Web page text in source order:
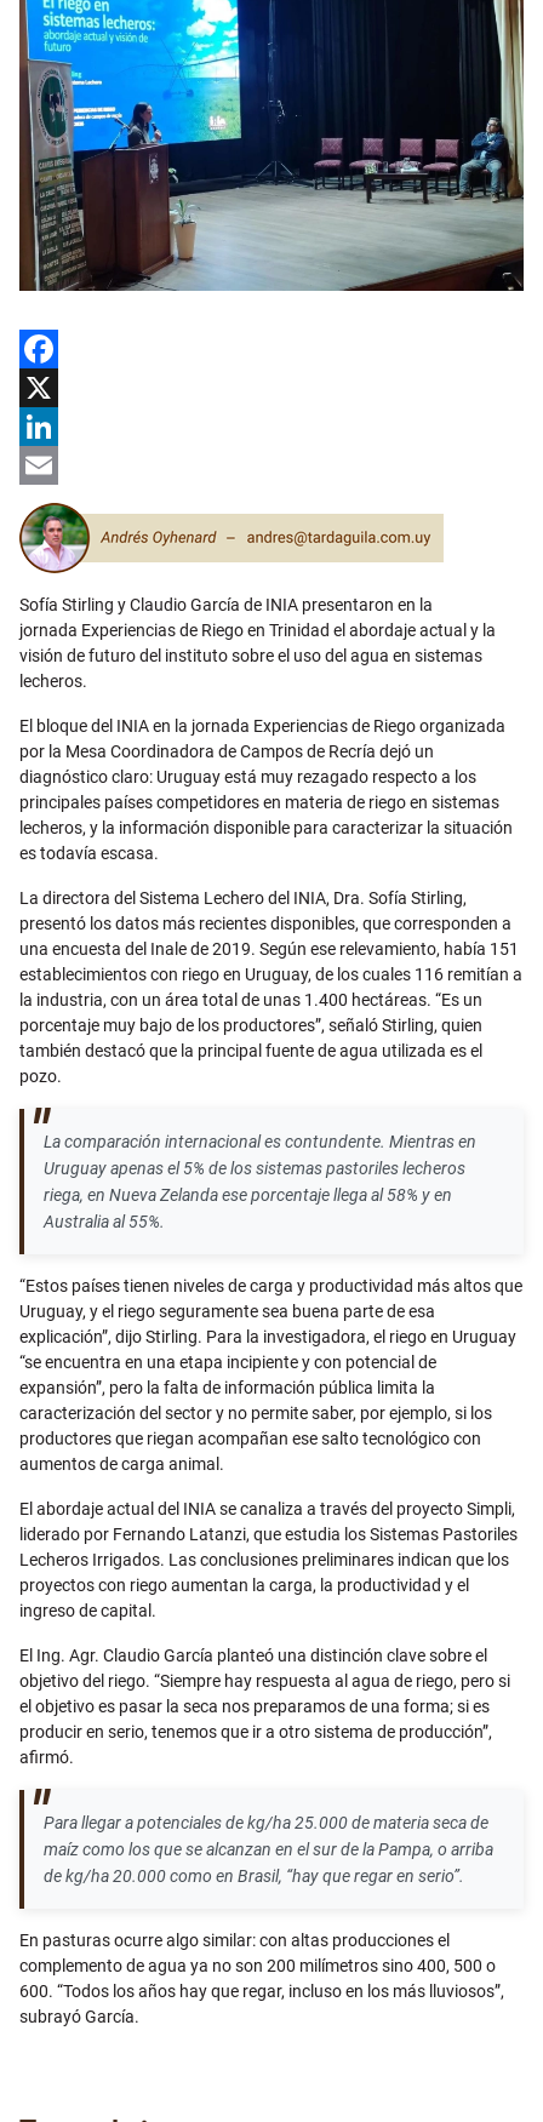
Facebook
X
LinkedIn
Email
Sofía Stirling y Claudio García de INIA presentaron en la
jornada Experiencias de Riego en Trinidad el abordaje actual y la
visión de futuro del instituto sobre el uso del agua en sistemas
lecheros.
El bloque del INIA en la jornada Experiencias de Riego organizada
por la Mesa Coordinadora de Campos de Recría dejó un
diagnóstico claro: Uruguay está muy rezagado respecto a los
principales países competidores en materia de riego en sistemas
lecheros, y la información disponible para caracterizar la situación
es todavía escasa.
La directora del Sistema Lechero del INIA, Dra. Sofía Stirling,
presentó los datos más recientes disponibles, que corresponden a
una encuesta del Inale de 2019. Según ese relevamiento, había 151
establecimientos con riego en Uruguay, de los cuales 116 remitían a
la industria, con un área total de unas 1.400 hectáreas. “Es un
porcentaje muy bajo de los productores”, señaló Stirling, quien
también destacó que la principal fuente de agua utilizada es el
pozo.
La comparación internacional es contundente. Mientras en
Uruguay apenas el 5% de los sistemas pastoriles lecheros
riega, en Nueva Zelanda ese porcentaje llega al 58% y en
Australia al 55%.
“Estos países tienen niveles de carga y productividad más altos que
Uruguay, y el riego seguramente sea buena parte de esa
explicación”, dijo Stirling. Para la investigadora, el riego en Uruguay
“se encuentra en una etapa incipiente y con potencial de
expansión”, pero la falta de información pública limita la
caracterización del sector y no permite saber, por ejemplo, si los
productores que riegan acompañan ese salto tecnológico con
aumentos de carga animal.
El abordaje actual del INIA se canaliza a través del proyecto Simpli,
liderado por Fernando Latanzi, que estudia los Sistemas Pastoriles
Lecheros Irrigados. Las conclusiones preliminares indican que los
proyectos con riego aumentan la carga, la productividad y el
ingreso de capital.
El Ing. Agr. Claudio García planteó una distinción clave sobre el
objetivo del riego. “Siempre hay respuesta al agua de riego, pero si
el objetivo es pasar la seca nos preparamos de una forma; si es
producir en serio, tenemos que ir a otro sistema de producción”,
afirmó.
Para llegar a potenciales de kg/ha 25.000 de materia seca de
maíz como los que se alcanzan en el sur de la Pampa, o arriba
de kg/ha 20.000 como en Brasil, “hay que regar en serio”.
En pasturas ocurre algo similar: con altas producciones el
complemento de agua ya no son 200 milímetros sino 400, 500 o
600. “Todos los años hay que regar, incluso en los más lluviosos”,
subrayó García.